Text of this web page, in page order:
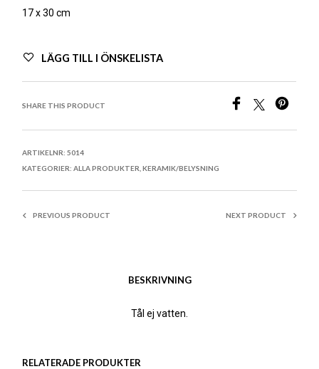
17 x 30 cm
LÄGG TILL I ÖNSKELISTA
SHARE THIS PRODUCT
ARTIKELNR:5014
KATEGORIER:ALLA PRODUKTER ,KERAMIK/BELYSNING
PREVIOUS PRODUCT NEXT PRODUCT
BESKRIVNING
Tål ej vatten.
RELATERADE PRODUKTER